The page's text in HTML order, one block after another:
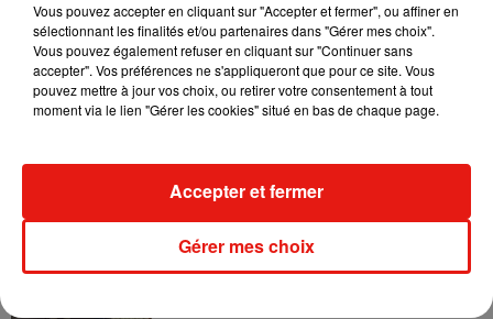
Ariana Grande prendra une pause après
Grand Corps Malade emmène Styleto
en road-trip dans son nouveau clip
Vous pouvez accepter en cliquant sur "Accepter et fermer", ou affiner en
sélectionnant les finalités et/ou partenaires dans "Gérer mes choix".
Vous pouvez également refuser en cliquant sur "Continuer sans
accepter". Vos préférences ne s'appliqueront que pour ce site. Vous
pouvez mettre à jour vos choix, ou retirer votre consentement à tout
moment via le lien "Gérer les cookies" situé en bas de chaque page.
Gérer mes choix
Accepter et fermer